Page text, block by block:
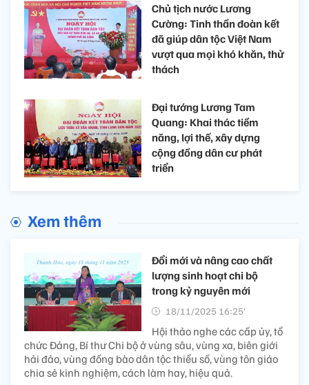
Chủ tịch nước Lương
Cường: Tinh thần đoàn kết
đã giúp dân tộc Việt Nam
vượt qua mọi khó khăn, thử
thách
Đại tướng Lương Tam
Quang: Khai thác tiềm
năng, lợi thế, xây dựng
cộng đồng dân cư phát
triển
Xem thêm
Đổi mới và nâng cao chất
lượng sinh hoạt chi bộ
trong kỷ nguyên mới
18/11/2025 16:25’
Hội thảo nghe các cấp ủy, tổ
chức Đảng, Bí thư Chi bộ ở vùng sâu, vùng xa, biên giới
hải đảo, vùng đồng bào dân tộc thiểu số, vùng tôn giáo
chia sẻ kinh nghiệm, cách làm hay, hiệu quả.